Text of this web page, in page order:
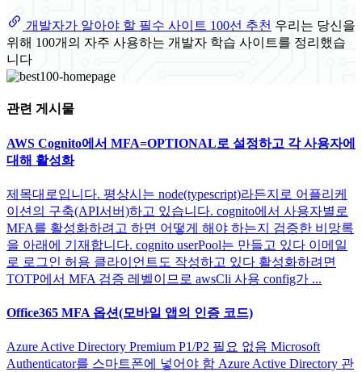
개발자가 알아야 할 필수 사이트 100선 추천 우리는 당신을
위해 100개의 자주 사용하는 개발자 학습 사이트를 정리했습
니다
관련 게시물
AWS Cognito에서 MFA=OPTIONAL로 설정하고 각 사용자에
대해 활성화
제목대로입니다. 평상시는 node(typescript)라든지로 어플리케
이션의 구축(API서버)하고 있습니다. cognito에서 사용자별로
MFA를 활성화하려고 하면 어떻게 해야 하는지 검증한 비망록
을 아래에 기재합니다. cognito userPool는 만들고 있다 이메일
로 로그인 허용 클라이언트도 작성하고 있다 활성화하려면
TOTP에서 MFA 검증 레벨이므로 awsCli 사용 config가 ...
Office365 MFA 옵션(모바일 앱의 인증 코드)
Azure Active Directory Premium P1/P2 필요 없음 Microsoft
Authenticator를 스마트폰에 넣어야 함 Azure Active Directory 관